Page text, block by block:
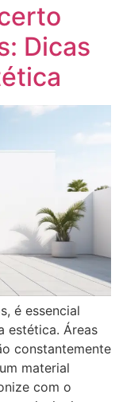
Dicas
é essencial
estética. Áreas
constantemente
material
com o